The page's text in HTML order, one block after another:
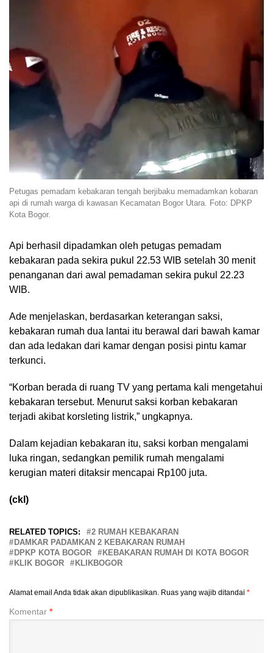
Petugas pemadam kebakaran tengah berjibaku memadamkan kobaran
api di rumah warga di kawasan Kecamatan Bogor Utara. Foto: DPKP
Kota Bogor.
Api berhasil dipadamkan oleh petugas pemadam
kebakaran pada sekira pukul 22.53 WIB setelah 30 menit
penanganan dari awal pemadaman sekira pukul 22.23
WIB.
Ade menjelaskan, berdasarkan keterangan saksi,
kebakaran rumah dua lantai itu berawal dari bawah kamar
dan ada ledakan dari kamar dengan posisi pintu kamar
terkunci.
“Korban berada di ruang TV yang pertama kali mengetahui
kebakaran tersebut. Menurut saksi korban kebakaran
terjadi akibat korsleting listrik,” ungkapnya.
Dalam kejadian kebakaran itu, saksi korban mengalami
luka ringan, sedangkan pemilik rumah mengalami
kerugian materi ditaksir mencapai Rp100 juta.
(ckl)
RELATED TOPICS:
2 RUMAH KEBAKARAN
DAMKAR PADAMKAN 2 KEBAKARAN RUMAH
DPKP KOTA BOGOR
KEBAKARAN RUMAH DI KOTA BOGOR
KLIK BOGOR
KLIKBOGOR
Alamat email Anda tidak akan dipublikasikan. Ruas yang wajib ditandai *
Komentar *